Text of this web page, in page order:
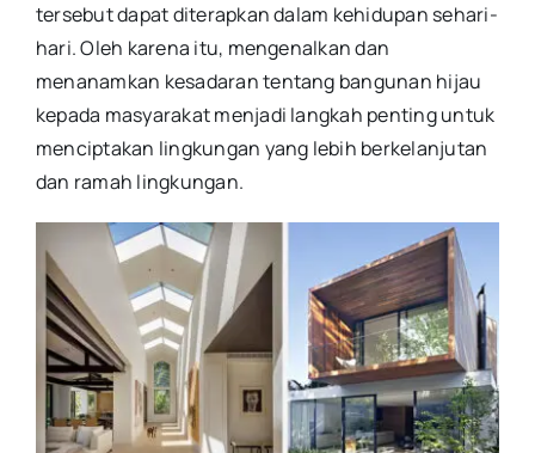
tersebut dapat diterapkan dalam kehidupan sehari-
hari. Oleh karena itu, mengenalkan dan
menanamkan kesadaran tentang bangunan hijau
kepada masyarakat menjadi langkah penting untuk
menciptakan lingkungan yang lebih berkelanjutan
dan ramah lingkungan.